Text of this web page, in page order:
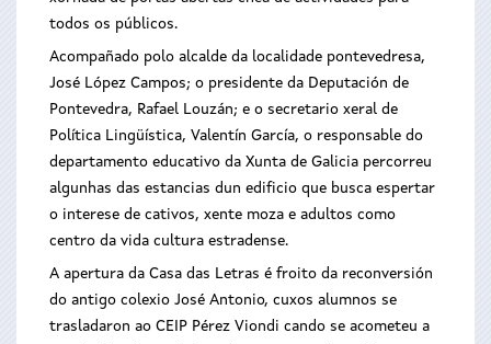
todos os públicos.
Acompañado polo alcalde da localidade pontevedresa,
José López Campos; o presidente da Deputación de
Pontevedra, Rafael Louzán; e o secretario xeral de
Política Lingüística, Valentín García, o responsable do
departamento educativo da Xunta de Galicia percorreu
algunhas das estancias dun edificio que busca espertar
o interese de cativos, xente moza e adultos como
centro da vida cultura estradense.
A apertura da Casa das Letras é froito da reconversión
do antigo colexio José Antonio, cuxos alumnos se
trasladaron ao CEIP Pérez Viondi cando se acometeu a